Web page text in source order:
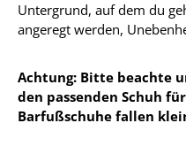
Untergrund, auf dem du
angeregt werden,
Achtung: Bitte beachte
den passenden Schuh
Barfußschuhe fallen